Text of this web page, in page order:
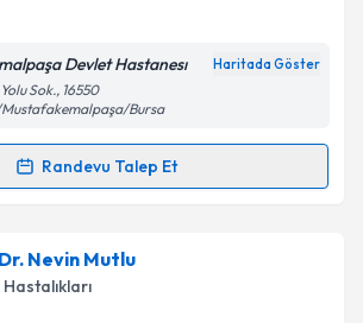
işlenmesine ilişkinAydınlatma
okudum ve kişisel verilerimin belirtilen
işlenmesini kabul ediyorum.
Takvim Talebini Gönder
Devlet Hastanesı Haritada Göster
Sok., 16550
Bursa
Randevu Talep Et
Talebi
için randevu takvimi talebi
bu uzmandan randevu almanız için bir
e-posta ile bilgilendireceğiz.
Nevin Mutlu